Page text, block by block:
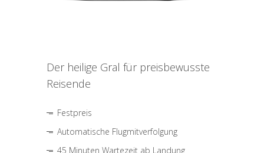
Der heilige Gral für preisbewusste
Reisende
Festpreis
Automatische Flugmitverfolgung
45 Minuten Wartezeit ab Landung